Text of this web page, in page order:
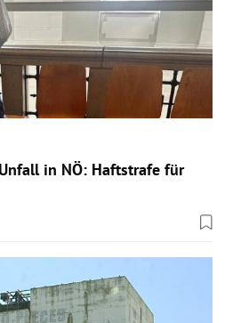
in NÖ: Haftstrafe für